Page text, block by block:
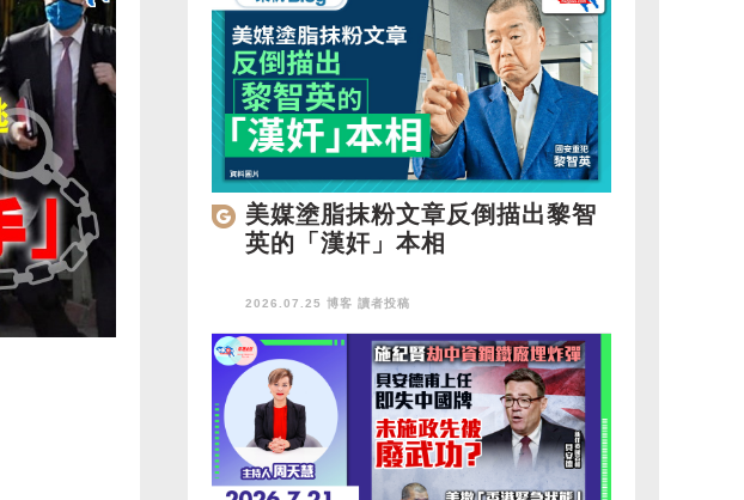
美媒塗脂抹粉文章反倒描出黎智
英的「漢奸」本相
2026.07.25 博客 讀者投稿